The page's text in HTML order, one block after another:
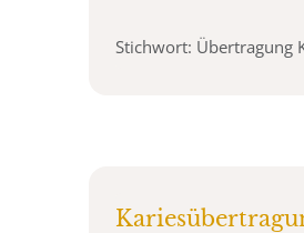
Stichwort: Übertragung